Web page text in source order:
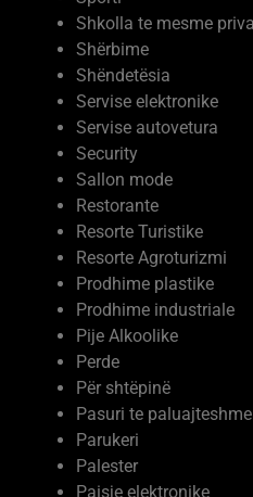
Shëndetësia
Servise elektronike
Servise autovetura
Security
Sallon mode
Restorante
Resorte Turistike
Resorte Agroturizmi
Prodhime plastike
Prodhime industriale
Pije Alkoolike
Perde
Për shtëpinë
Pasuri te paluajteshme
Parukeri
Palester
Paisje elektronike
Ndërtim
Moda dhe kujdesi vetiak